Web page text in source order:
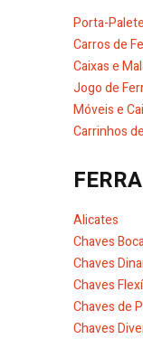
Porta-
Carros de
Caixas e
Jogo de
Móveis e
Carrinhos
Alicates
Chaves
Chaves
Chaves
Chaves de
Chaves